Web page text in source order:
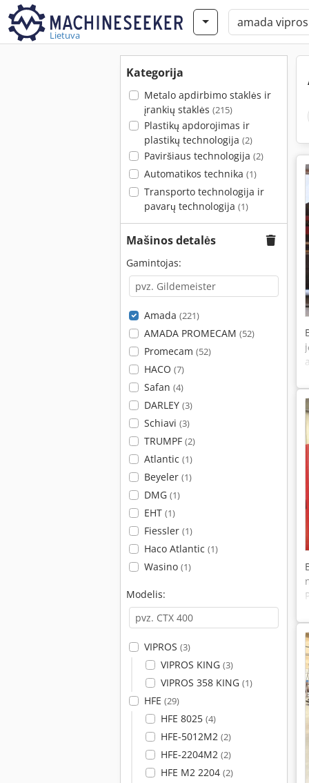
Lietuva
Kategorija
Metalo apdirbimo staklės ir
įrankių staklės (215)
Plastikų apdorojimas ir
plastikų technologija (2)
Paviršiaus technologija (2)
Automatikos technika (1)
Transporto technologija ir
pavarų technologija (1)
Mašinos detalės
Gamintojas:
Amada (221)
AMADA PROMECAM (52)
Promecam (52)
HACO (7)
Safan (4)
DARLEY (3)
Schiavi (3)
TRUMPF (2)
Atlantic (1)
Beyeler (1)
DMG (1)
EHT (1)
Fiessler (1)
Haco Atlantic (1)
Wasino (1)
Modelis:
VIPROS (3)
VIPROS KING (3)
VIPROS 358 KING (1)
HFE (29)
HFE 8025 (4)
HFE-5012M2 (2)
HFE-2204M2 (2)
HFE M2 2204 (2)